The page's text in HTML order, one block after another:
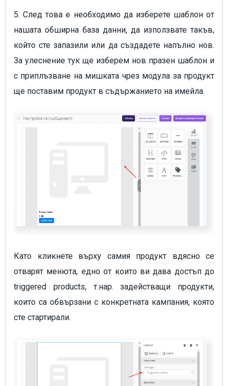
5. След това е необходимо да изберете шаблон от
нашата обширна база данни, да използвате такъв,
който сте запазили или да създадете напълно нов.
За улеснение тук ще изберем нов празен шаблон и
с приплъзване на мишката чрез модула за продукт
ще поставим продукт в съдържанието на имейла.
Като кликнете върху самия продукт вдясно се
отварят менюта, едно от които ви дава достъп до
triggered products, т.нар. задействащи продукти,
които са обвързани с конкретната кампания, която
сте стартирали.